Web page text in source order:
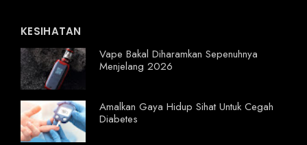
KESIHATAN
Vape Bakal Diharamkan Sepenuhnya
Menjelang 2026
Amalkan Gaya Hidup Sihat Untuk Cegah
Diabetes